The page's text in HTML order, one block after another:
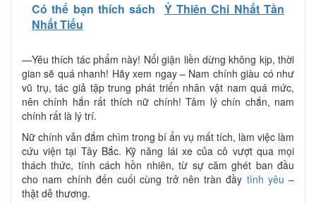
Có thể bạn thích sách
Ỷ Thiên Chi Nhất Tần
Nhất Tiếu
—Yêu thích tác phẩm này! Nổi giận liền dừng không kịp, thời
gian sẽ quá nhanh! Hãy xem ngay – Nam chính giàu có như
vũ trụ, tác giả tập trung phát triển nhân vật nam quá mức,
nên chính hắn rất thích nữ chính! Tâm lý chín chắn, nam
chính rất là lý trí.
Nữ chính vẫn đắm chìm trong bí ẩn vụ mất tích, làm việc làm
cứu viện tại Tây Bắc. Kỹ năng lái xe của cô vượt qua mọi
thách thức, tính cách hồn nhiên, từ sự căm ghét ban đầu
cho nam chính đến cuối cùng trở nên tràn đầy tình yêu –
thật dễ thương.